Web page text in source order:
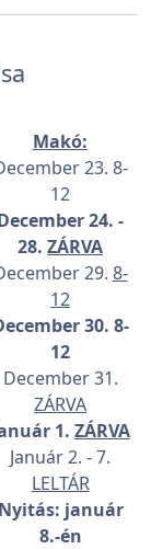
Makó:
23. 8-
12
24. -
28. ZÁRVA
29. 8-
12
30. 8-
12
December 31.
ZÁRVA
1. ZÁRVA
Január 2. - 7.
LELTÁR
Nyitás: január
8.-én